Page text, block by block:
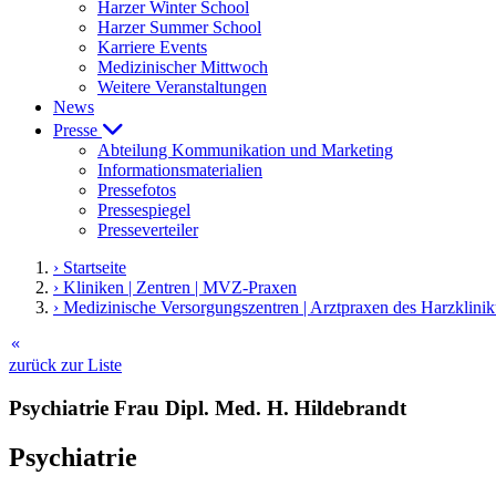
Harzer Winter School
Harzer Summer School
Karriere Events
Medizinischer Mittwoch
Weitere Veranstaltungen
News
Presse
Abteilung Kommunikation und Marketing
Informationsmaterialien
Pressefotos
Pressespiegel
Presseverteiler
› Startseite
› Kliniken | Zentren | MVZ-Praxen
› Medizinische Versorgungszentren | Arztpraxen des
keyboard_double_arrow_left
zurück zur Liste
Psychiatrie Frau Dipl. Med. H. Hildebrandt
Psychiatrie